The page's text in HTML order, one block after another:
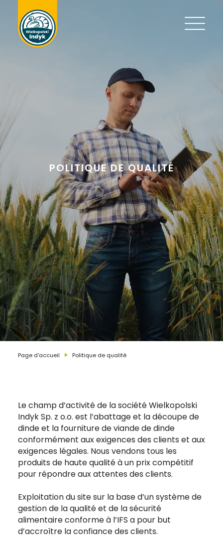
POLITIQUE DE QUALITÉ
Page d'accueil Politique de qualité
Le champ d’activité de la société Wielkopolski
Indyk Sp. z o.o. est l’abattage et la découpe de
dinde et la fourniture de viande de dinde
conformément aux exigences des clients et aux
exigences légales. Nous vendons tous les
produits de haute qualité à un prix compétitif
pour répondre aux attentes des clients.
Exploitation du site sur la base d’un système de
gestion de la qualité et de la sécurité
alimentaire conforme à l’IFS a pour but
d’accroître la confiance des clients.